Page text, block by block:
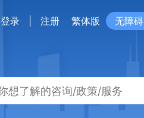
登录 注册 繁体版 无障碍